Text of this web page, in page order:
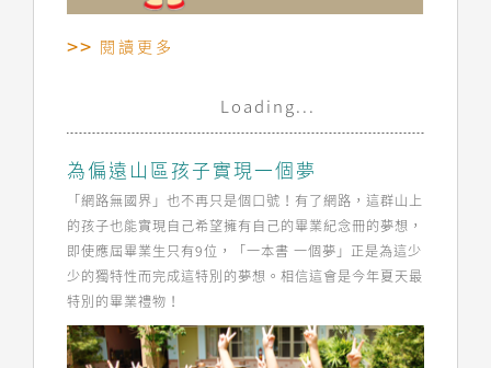
閱讀更多
Loading...
為偏遠山區孩子實現一個夢
「網路無國界」也不再只是個口號！有了網路，這群山上
的孩子也能實現自己希望擁有自己的畢業紀念冊的夢想，
即使應屆畢業生只有9位，「一本書 一個夢」正是為這少
少的獨特性而完成這特別的夢想。相信這會是今年夏天最
特別的畢業禮物！